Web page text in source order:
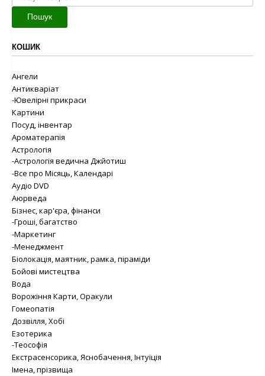
Пошук
КОШИК
Ангели
Антикваріат
-Ювелірні прикраси
Картини
Посуд, інвентар
Ароматерапія
Астрологія
-Астрологія ведична Джйотиш
-Все про Місяць, Календарі
Аудіо DVD
Аюрведа
Бізнес, кар'єра, фінанси
-Гроші, багатство
-Маркетинг
-Менеджмент
Біолокація, маятник, рамка, піраміди
Бойові мистецтва
Вода
Ворожіння Карти, Оракули
Гомеопатія
Дозвілля, Хобі
Езотерика
-Теософія
Екстрасенсорика, Яснобачення, Інтуїція
Імена, прізвища